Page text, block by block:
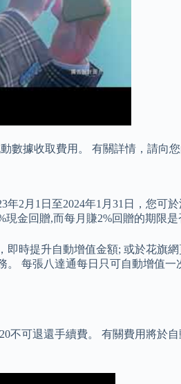
據收取費用。 有關詳情，請向您
2月1日至2024年1月31日，您可
現金回贈,而每月賺2%回贈的期限是
時提升自動增值金額; 或於花旗
每張八達通每日只可自動增值
可退還手續費。 有關費用將於